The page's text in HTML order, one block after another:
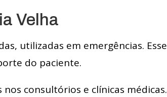
Velha
utilizadas em emergências. Esse
do paciente.
consultórios e clínicas médicas.